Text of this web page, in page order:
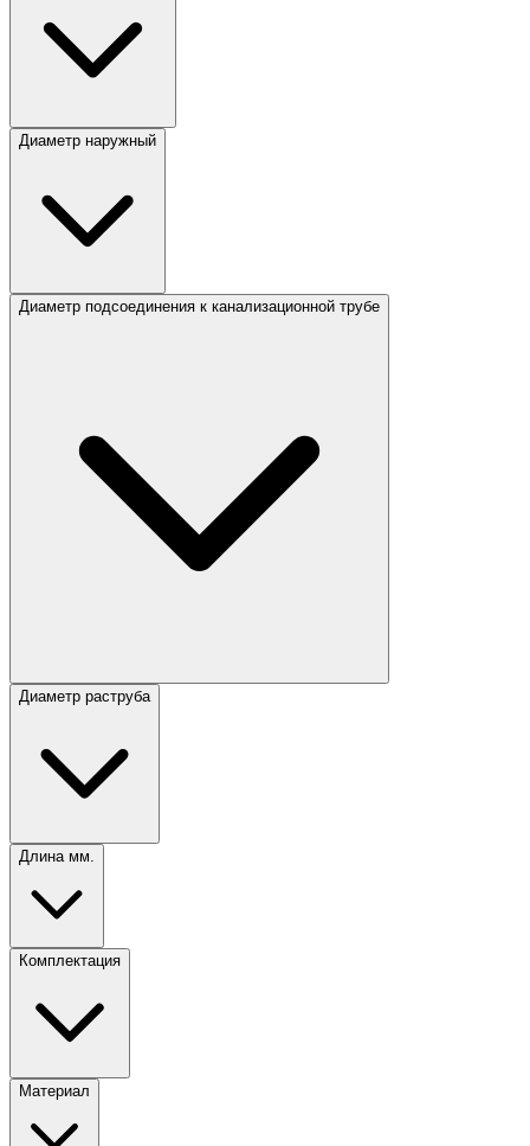
Диаметр наружный
Диаметр подсоединения к канализационной трубе
Диаметр раструба
Длина мм.
Комплектация
Материал